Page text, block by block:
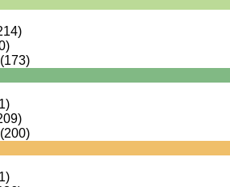
(173)
(200)